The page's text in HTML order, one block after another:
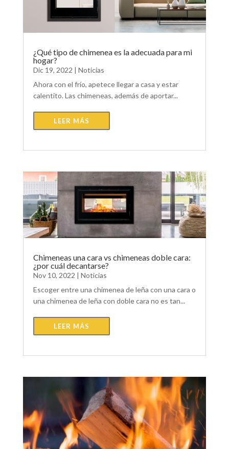
¿Qué tipo de chimenea es la adecuada para mi
hogar?
Dic 19, 2022 | Noticias
Ahora con el frío, apetece llegar a casa y estar
calentito. Las chimeneas, además de aportar...
LEER MÁS
Chimeneas una cara vs chimeneas doble cara:
¿por cuál decantarse?
Nov 10, 2022 | Noticias
Escoger entre una chimenea de leña con una cara o
una chimenea de leña con doble cara no es tan...
LEER MÁS